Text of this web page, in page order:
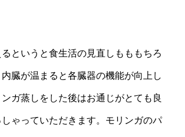
というと食生活の見直しもももちろ
臓が温まると各臓器の機能が向上し
ガ蒸しをした後はお通じがとても良
ゃっていただきます。モリンガのパ